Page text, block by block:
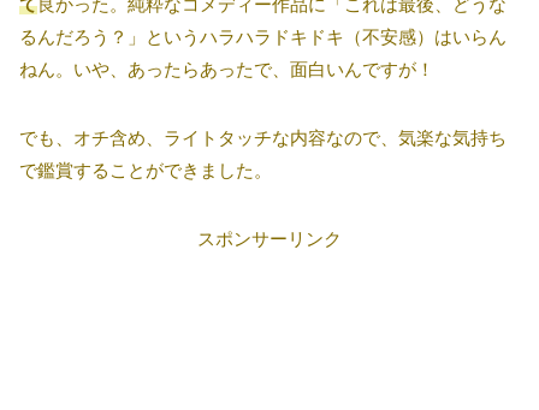
るんだろう？」というハラハラドキドキ（不安感）はいらん
ねん。いや、あったらあったで、面白いんですが！
でも、オチ含め、ライトタッチな内容なので、気楽な気持ち
で鑑賞することができました。
スポンサーリンク